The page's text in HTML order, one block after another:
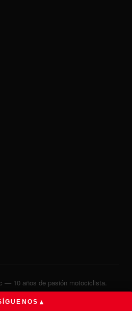
▲
— 10 años de pasión motociclista.
porMillionsMx